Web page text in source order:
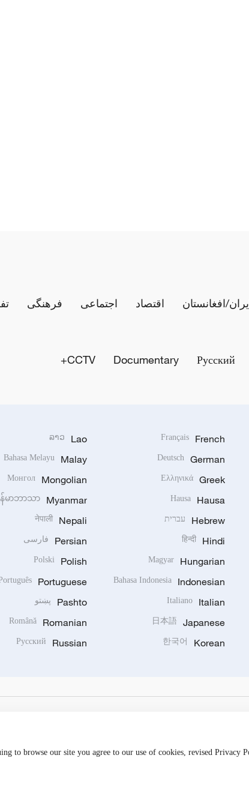
افغانستان اقتصاد اجتماعی فرهنگی
Русский
Documentary
CCTV+
French
Français
German
Deutsch
Greek
Ελληνικά
Hausa
Hausa
Hebrew עברית
Hindi
हिन्दी
Hungarian
Magyar
Indonesian
Bahasa Indonesia
Italian
Italiano
Japanese
日本語
Korean
한국어
Lao
ລາວ
Malay
Bahasa Melayu
Mongolian
Монгол
Myanmar
န်မာဘာသာ
Nepali
नेपाली
Persian فارسی
Polish
Polski
Portuguese
Pashto پښتو
Romanian
Română
Russian
Русский
to browse our site you agree to our use of cookies, revised Privacy